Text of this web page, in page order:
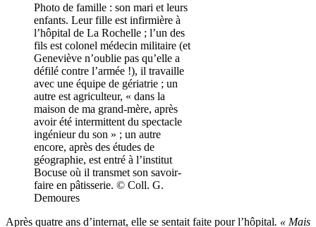
Photo de famille : son mari et leurs
enfants. Leur fille est infirmière à
l’hôpital de La Rochelle ; l’un des
fils est colonel médecin militaire (et
Geneviève n’oublie pas qu’elle a
défilé contre l’armée !), il travaille
avec une équipe de gériatrie ; un
autre est agriculteur, « dans la
maison de ma grand-mère, après
avoir été intermittent du spectacle
ingénieur du son » ; un autre
encore, après des études de
géographie, est entré à l’institut
Bocuse où il transmet son savoir-
faire en pâtisserie. © Coll. G.
Demoures
Après quatre ans d’internat, elle se sentait faite pour l’hôpital. « Mais